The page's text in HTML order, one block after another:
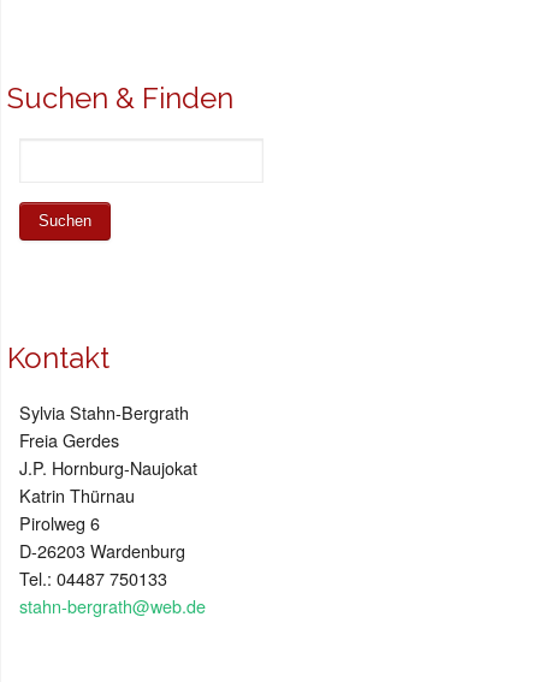
Suchen & Finden
Kontakt
Sylvia Stahn-Bergrath
Freia Gerdes
J.P. Hornburg-Naujokat
Katrin Thürnau
Pirolweg 6
D-26203 Wardenburg
Tel.: 04487 750133
stahn-bergrath@web.de